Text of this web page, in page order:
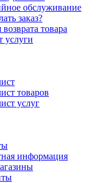
обслуживание
заказ?
товара
услуги
товаров
услуг
информация